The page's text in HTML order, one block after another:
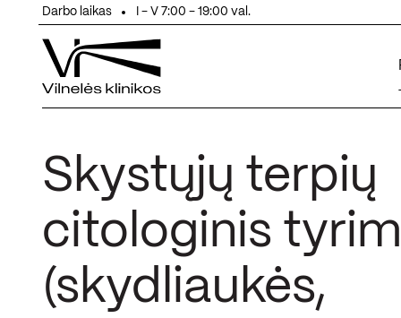
Eiti prie turinio
Darbo laikas I - V 7:00 - 19:00 val.
Skystųjų terpių
citologinis
(skydliaukės,